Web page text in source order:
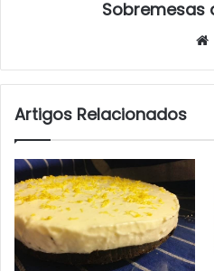
Sobremesas
Artigos Relacionados